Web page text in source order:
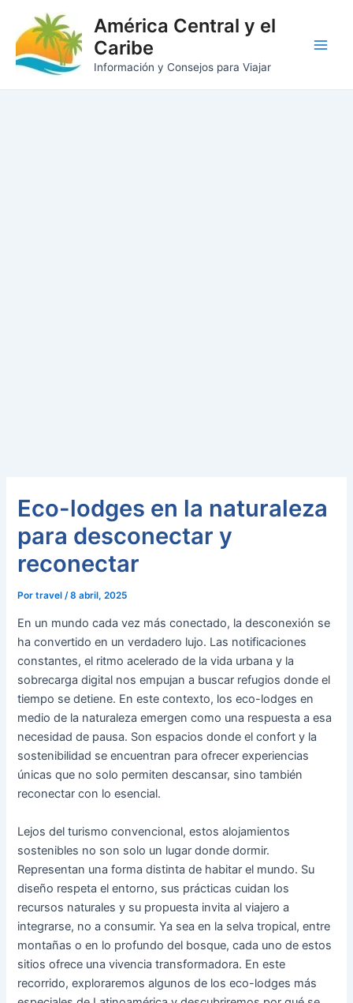
contenido
América Central y el
Caribe
Información y Consejos para Viajar
Eco-lodges en la naturaleza
para desconectar y
reconectar
Portravel/8 abril, 2025
En un mundo cada vez más conectado, la desconexión se
ha convertido en un verdadero lujo. Las notificaciones
constantes, el ritmo acelerado de la vida urbana y la
sobrecarga digital nos empujan a buscar refugios donde el
tiempo se detiene. En este contexto, los eco-lodges en
medio de la naturaleza emergen como una respuesta a esa
necesidad de pausa. Son espacios donde el confort y la
sostenibilidad se encuentran para ofrecer experiencias
únicas que no solo permiten descansar, sino también
reconectar con lo esencial.
Lejos del turismo convencional, estos alojamientos
sostenibles no son solo un lugar donde dormir.
Representan una forma distinta de habitar el mundo. Su
diseño respeta el entorno, sus prácticas cuidan los
recursos naturales y su propuesta invita al viajero a
integrarse, no a consumir. Ya sea en la selva tropical, entre
montañas o en lo profundo del bosque, cada uno de estos
sitios ofrece una vivencia transformadora. En este
recorrido, exploraremos algunos de los eco-lodges más